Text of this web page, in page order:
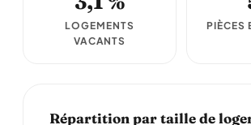
LOGEMENTS
VACANTS
PIÈCES
Répartition par taille de